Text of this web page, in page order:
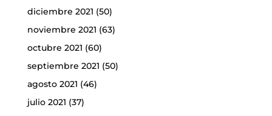
diciembre 2021 (50)
noviembre 2021 (63)
octubre 2021 (60)
septiembre 2021 (50)
agosto 2021 (46)
julio 2021 (37)